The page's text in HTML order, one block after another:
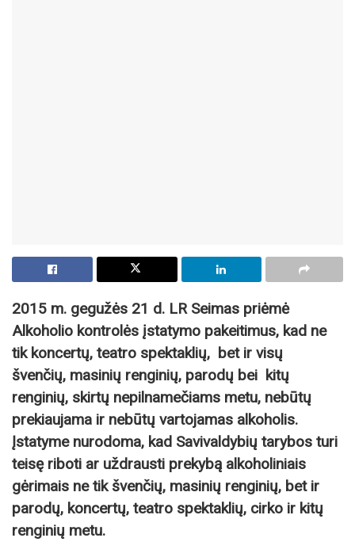
2015 m. gegužės 21 d. LR Seimas priėmė
Alkoholio kontrolės įstatymo pakeitimus, kad ne
tik koncertų, teatro spektaklių, bet ir visų
švenčių, masinių renginių, parodų bei kitų
renginių, skirtų nepilnamečiams metu, nebūtų
prekiaujama ir nebūtų vartojamas alkoholis.
Įstatyme nurodoma, kad Savivaldybių tarybos turi
teisę riboti ar uždrausti prekybą alkoholiniais
gėrimais ne tik švenčių, masinių renginių, bet ir
parodų, koncertų, teatro spektaklių, cirko ir kitų
renginių metu.